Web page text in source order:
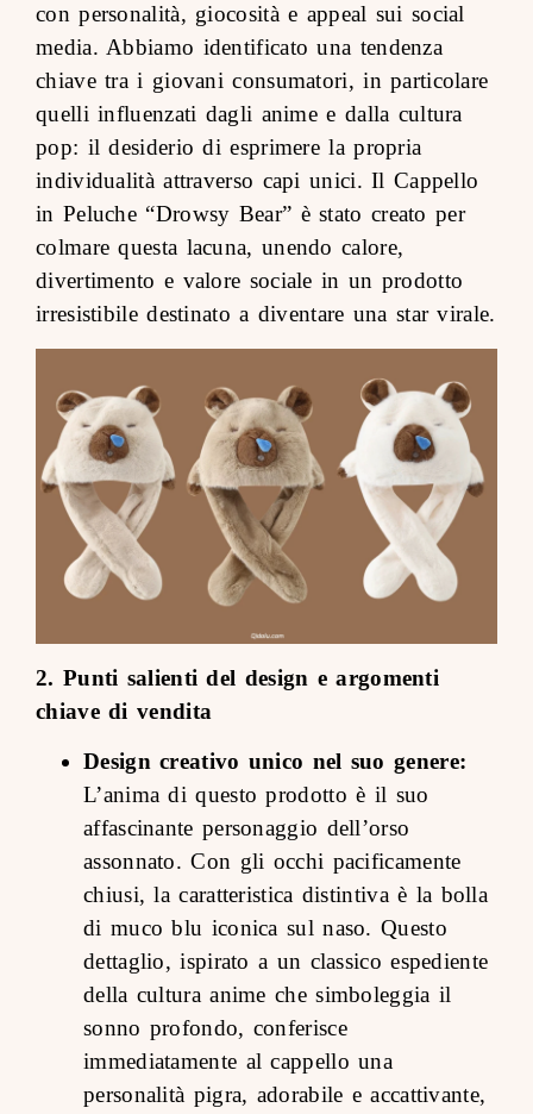
con personalità, giocosità e appeal sui social
media. Abbiamo identificato una tendenza
chiave tra i giovani consumatori, in particolare
quelli influenzati dagli anime e dalla cultura
pop: il desiderio di esprimere la propria
individualità attraverso capi unici. Il Cappello
in Peluche “Drowsy Bear” è stato creato per
colmare questa lacuna, unendo calore,
divertimento e valore sociale in un prodotto
irresistibile destinato a diventare una star virale.
2. Punti salienti del design e argomenti
chiave di vendita
Design creativo unico nel suo genere:
L’anima di questo prodotto è il suo
affascinante personaggio dell’orso
assonnato. Con gli occhi pacificamente
chiusi, la caratteristica distintiva è la bolla
di muco blu iconica sul naso. Questo
dettaglio, ispirato a un classico espediente
della cultura anime che simboleggia il
sonno profondo, conferisce
immediatamente al cappello una
personalità pigra, adorabile e accattivante,